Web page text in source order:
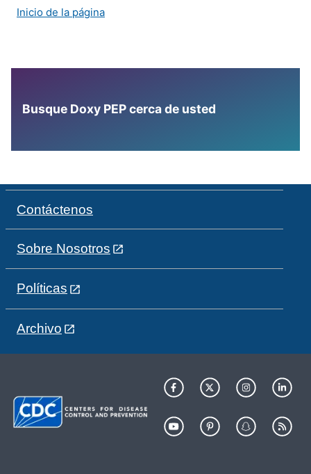
Inicio de la página
Busque Doxy PEP cerca de usted
Contáctenos
Sobre Nosotros
Políticas
Archivo